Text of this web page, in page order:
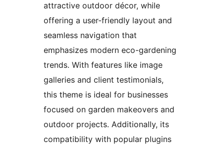
attractive outdoor décor, while
offering a user-friendly layout and
seamless navigation that
emphasizes modern eco-gardening
trends. With features like image
galleries and client testimonials,
this theme is ideal for businesses
focused on garden makeovers and
outdoor projects. Additionally, its
compatibility with popular plugins